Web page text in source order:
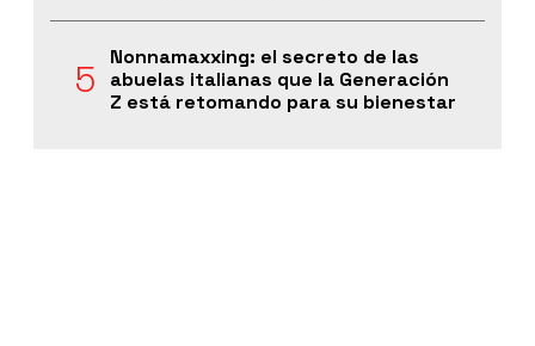
Nonnamaxxing: el secreto de las
abuelas italianas que la Generación
Z está retomando para su bienestar